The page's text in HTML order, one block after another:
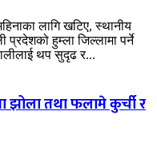
लागि खटिए, स्थानीय
हुम्ला जिल्लामा पर्ने
थप सुदृढ र...
झोला तथा फलामे कुर्ची र